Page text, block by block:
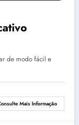
de modo fácil e
Mais Informação